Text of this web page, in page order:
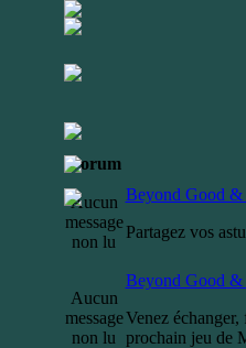
Forum
Aucun
message
non lu
Beyond Good
Partagez vos
Aucun
message
non lu
Beyond Good
Venez
prochain jeu de